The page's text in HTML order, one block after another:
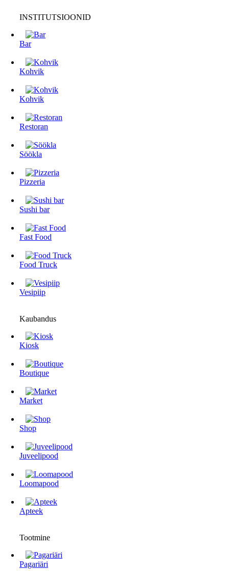
INSTITUTSIOONID
Bar
Kohvik
Kohvik
Restoran
Söökla
Pizzeria
Sushi bar
Fast Food
Food Truck
Vesipiip
Kaubandus
Kiosk
Boutique
Market
Shop
Juveelipood
Loomapood
Apteek
Tootmine
Pagariäri